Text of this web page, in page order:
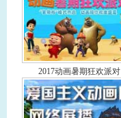
2017动画暑期狂欢派对